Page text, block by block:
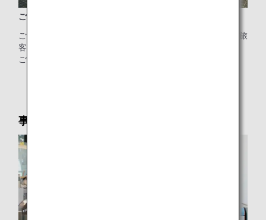
ご利用いただける時間/6:00～19:00
ご搭乗口までの歩行移動が不安なお客様のために、羽田第2旅
客ターミナルに電動カートをご用意しました。
ご搭乗日当日、カウンター係員へお問い合わせください。
事前改札サービス